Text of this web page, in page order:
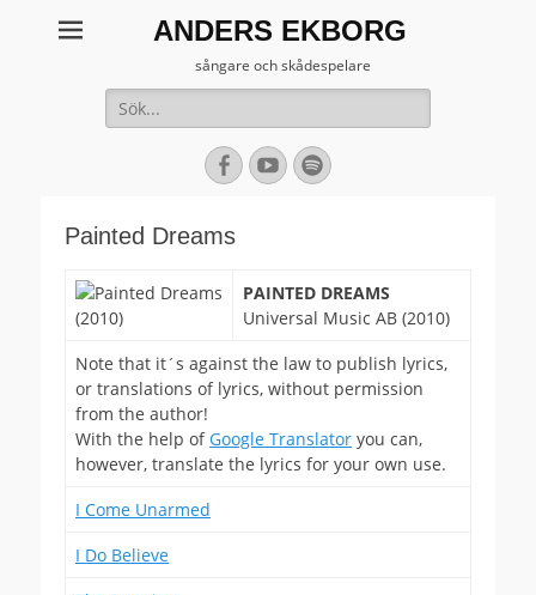
ANDERS EKBORG
sångare och skådespelare
Sök
efter:
Facebook
YouTubeSpotify
Painted Dreams
PAINTED DREAMS
Universal Music AB (2010)
Note that it´s against the law to publish lyrics,
or translations of lyrics, without permission
from the author!
With the help ofGoogle Translator you can,
however, translate the lyrics for your own use.
I Come Unarmed
I Do Believe